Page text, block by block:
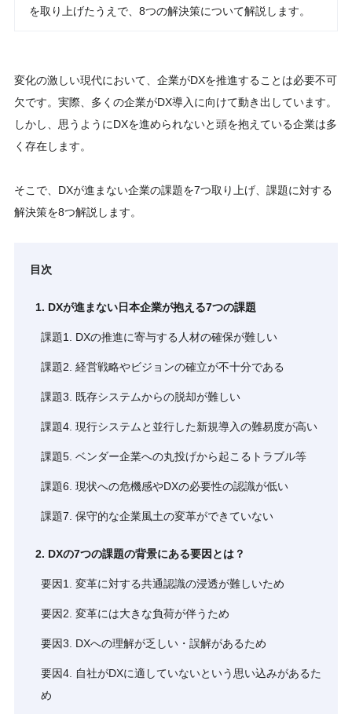
を取り上げたうえで、8つの解決策について解説します。
変化の激しい現代において、企業がDXを推進することは必要不可
欠です。実際、多くの企業がDX導入に向けて動き出しています。
しかし、思うようにDXを進められないと頭を抱えている企業は多
く存在します。
そこで、DXが進まない企業の課題を7つ取り上げ、課題に対する
解決策を8つ解説します。
目次
1. DXが進まない日本企業が抱える7つの課題
課題1. DXの推進に寄与する人材の確保が難しい
課題2. 経営戦略やビジョンの確立が不十分である
課題3. 既存システムからの脱却が難しい
課題4. 現行システムと並行した新規導入の難易度が高い
課題5. ベンダー企業への丸投げから起こるトラブル等
課題6. 現状への危機感やDXの必要性の認識が低い
課題7. 保守的な企業風土の変革ができていない
2. DXの7つの課題の背景にある要因とは？
要因1. 変革に対する共通認識の浸透が難しいため
要因2. 変革には大きな負荷が伴うため
要因3. DXへの理解が乏しい・誤解があるため
要因4. 自社がDXに適していないという思い込みがあるた
め